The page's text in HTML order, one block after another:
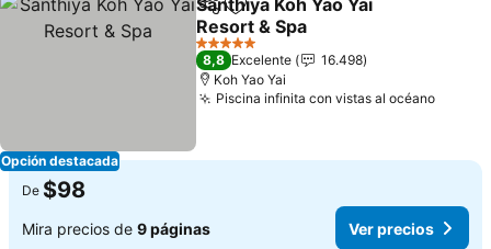
Opción destacada
CompartirAgregar a favoritos
Santhiya Koh Yao Yai
Resort & Spa
Ver precios
5 Estrellas
8,8 Excelente
16.498
Koh Yao Yai
Piscina infinita con vistas al océanoVer
De $98
Mira precios de 9 páginas Ver precios